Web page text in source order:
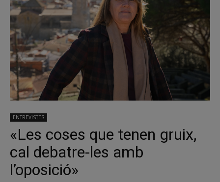
ENTREVISTES
«Les coses que tenen gruix,
cal debatre-les amb
l’oposició»